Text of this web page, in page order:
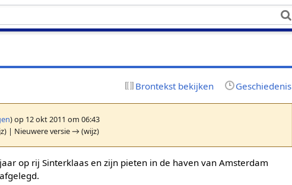
Brontekst bekijken Geschiedenis
)op 12 okt 2011 om 06:43
| Nieuwere versie → (wijz)
op rij Sinterklaas en zijn pieten in de haven van Amsterdam